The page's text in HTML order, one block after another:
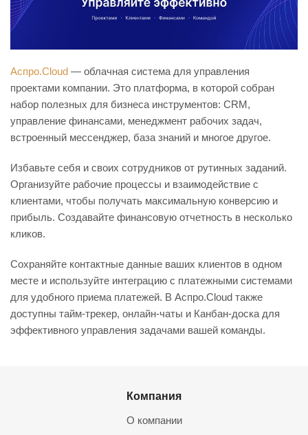
Аспро.Cloud — облачная система для управления
проектами компании. Это платформа, в которой собран
набор полезных для бизнеса инструментов: CRM,
управление финансами, менеджмент рабочих задач,
встроенный мессенджер, база знаний и многое другое.
Избавьте себя и своих сотрудников от рутинных заданий.
Организуйте рабочие процессы и взаимодействие с
клиентами, чтобы получать максимальную конверсию и
прибыль. Создавайте финансовую отчетность в несколько
кликов.
Сохраняйте контактные данные ваших клиентов в одном
месте и используйте интеграцию с платежными системами
для удобного приема платежей. В Аспро.Cloud также
доступны тайм-трекер, онлайн-чаты и Канбан-доска для
эффективного управления задачами вашей команды.
Компания
О компании